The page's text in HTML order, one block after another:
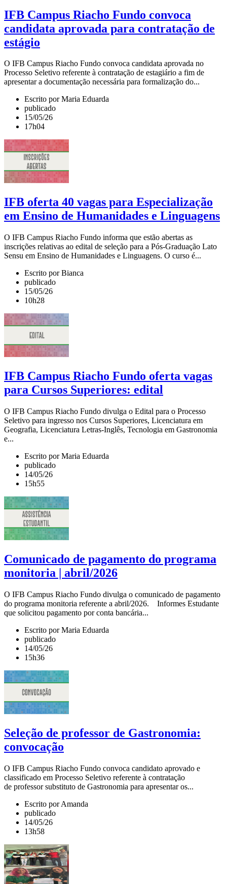
IFB Campus Riacho Fundo convoca
candidata aprovada para contratação de
estágio
O IFB Campus Riacho Fundo convoca candidata aprovada no
Processo Seletivo referente à contratação de estagiário a fim de
apresentar a documentação necessária para formalização do...
Escrito por Maria Eduarda
publicado
15/05/26
17h04
IFB oferta 40 vagas para Especialização
em Ensino de Humanidades e Linguagens
O IFB Campus Riacho Fundo informa que estão abertas as
inscrições relativas ao edital de seleção para a Pós-Graduação Lato
Sensu em Ensino de Humanidades e Linguagens. O curso é...
Escrito por Bianca
publicado
15/05/26
10h28
IFB Campus Riacho Fundo oferta vagas
para Cursos Superiores: edital
O IFB Campus Riacho Fundo divulga o Edital para o Processo
Seletivo para ingresso nos Cursos Superiores, Licenciatura em
Geografia, Licenciatura Letras-Inglês, Tecnologia em Gastronomia
e...
Escrito por Maria Eduarda
publicado
14/05/26
15h55
Comunicado de pagamento do programa
monitoria | abril/2026
O IFB Campus Riacho Fundo divulga o comunicado de pagamento
do programa monitoria referente a abril/2026. Informes Estudante
que solicitou pagamento por conta bancária...
Escrito por Maria Eduarda
publicado
14/05/26
15h36
Seleção de professor de Gastronomia:
convocação
O IFB Campus Riacho Fundo convoca candidato aprovado e
classificado em Processo Seletivo referente à contratação
de professor substituto de Gastronomia para apresentar os...
Escrito por Amanda
publicado
14/05/26
13h58